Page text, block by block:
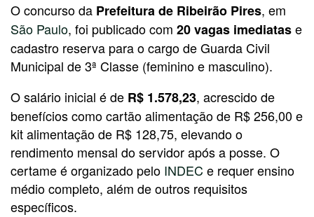
O concurso da Prefeitura de Ribeirão Pires, em
São Paulo, foi publicado com 20 vagas imediatase
cadastro reserva para o cargo de Guarda Civil
Municipal de 3ª Classe (feminino e masculino).
O salário inicial é de R$ 1.578,23, acrescido de
benefícios como cartão alimentação de R$ 256,00 e
kit alimentação de R$ 128,75, elevando o
rendimento mensal do servidor após a posse. O
certame é organizado pelo INDEC e requer ensino
médio completo, além de outros requisitos
específicos.